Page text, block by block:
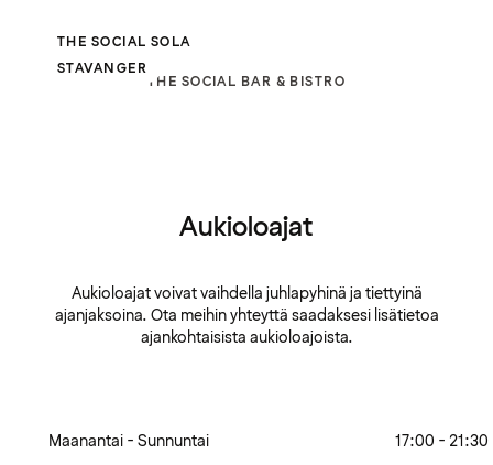
THE SOCIAL BAR & BISTRO
THE SOCIAL SOLA
STAVANGER
Aukioloajat
Aukioloajat voivat vaihdella juhlapyhinä ja tiettyinä
ajanjaksoina. Ota meihin yhteyttä saadaksesi lisätietoa
ajankohtaisista aukioloajoista.
Maanantai - Sunnuntai 17:00 - 21:30